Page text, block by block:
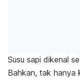
Susu sapi dikenal
Bahkan, tak hanya